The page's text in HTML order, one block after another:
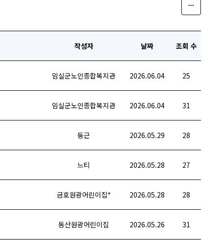
작성자 날짜 조회 수
임실군노인종합복지관 2026.06.04 25
임실군노인종합복지관 2026.06.04 31
둥근 2026.05.29 28
느티 2026.05.28 27
금호원광어린이집* 2026.05.28 28
동산원광어린이집 2026.05.26 31